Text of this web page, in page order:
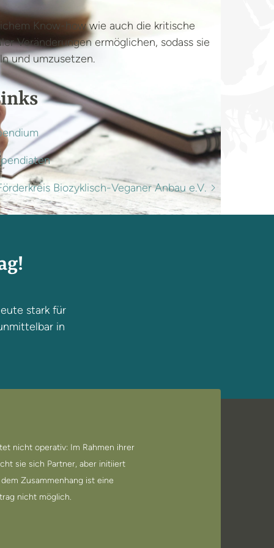
Know-how wie auch die kritische
Veränderungen ermöglichen, sodass sie
und umzusetzen.
Biozyklisch-Veganer Anbau e.V.
stark für
in
nicht operativ: Im Rahmen ihrer
sie sich Partner, aber initiiert
Zusammenhang ist eine
nicht möglich.